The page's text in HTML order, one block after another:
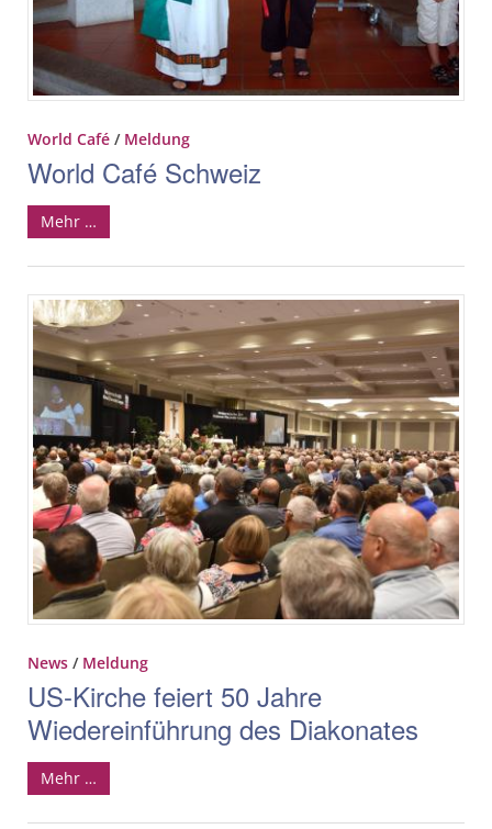
World Café / Meldung
World Café Schweiz
Mehr …
News / Meldung
US-Kirche feiert 50 Jahre
Wiedereinführung des Diakonates
Mehr …